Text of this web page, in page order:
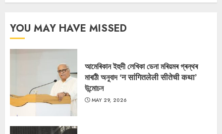
YOU MAY HAVE MISSED
আমেৰিকান ইহুদী লেখিকা ডেনা মৰিয়মৰ গ্ৰন্থৰ
মাৰাঠী অনুবাদ ‘न सांगितलेली सीतेची कथा’
উন্মোচন
MAY 29, 2026